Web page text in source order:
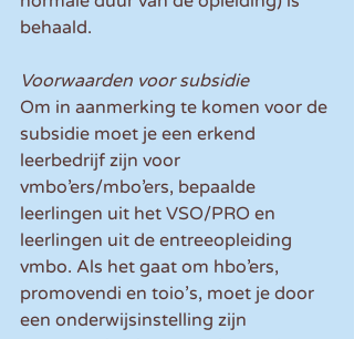
behaald.
Voorwaarden voor subsidie
Om in aanmerking te komen voor de
subsidie moet je een erkend
leerbedrijf zijn voor
vmbo’ers/mbo’ers, bepaalde
leerlingen uit het VSO/PRO en
leerlingen uit de entreeopleiding
vmbo. Als het gaat om hbo’ers,
promovendi en toio’s, moet je door
een onderwijsinstelling zijn